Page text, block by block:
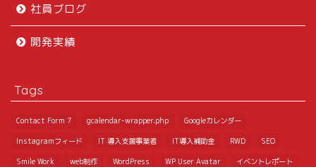
社員ブログ
開発実績
Tags
Contact Form 7 gcalendar-wrapper.php Googleカレンダー
Instagramフィード IT 導入支援事業者 IT導入補助金 RWD SEO
Smile Work web制作 WordPress WP User Avatar イベントレポート